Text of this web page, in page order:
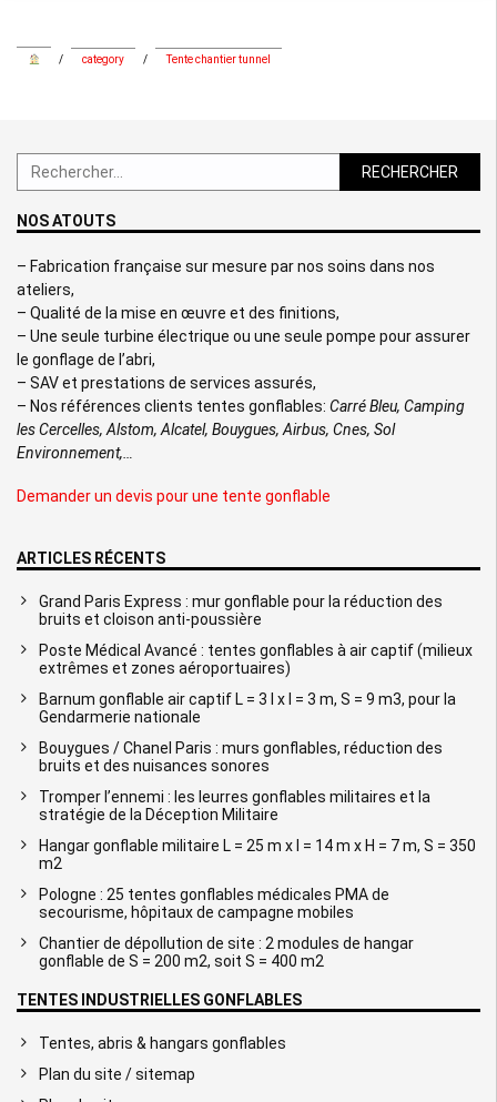
/ category / Tente chantier tunnel
Rechercher :
NOS ATOUTS
– Fabrication française sur mesure par nos soins dans nos
ateliers,
– Qualité de la mise en œuvre et des finitions,
– Une seule turbine électrique ou une seule pompe pour assurer
le gonflage de l’abri,
– SAV et prestations de services assurés,
– Nos références clients tentes gonflables: Carré Bleu, Camping
les Cercelles, Alstom, Alcatel, Bouygues, Airbus, Cnes, Sol
Environnement,…
Demander un devis pour une tente gonflable
ARTICLES RÉCENTS
Grand Paris Express : mur gonflable pour la réduction des
bruits et cloison anti-poussière
Poste Médical Avancé : tentes gonflables à air captif (milieux
extrêmes et zones aéroportuaires)
Barnum gonflable air captif L = 3 l x l = 3 m, S = 9 m3, pour la
Gendarmerie nationale
Bouygues / Chanel Paris : murs gonflables, réduction des
bruits et des nuisances sonores
Tromper l’ennemi : les leurres gonflables militaires et la
stratégie de la Déception Militaire
Hangar gonflable militaire L = 25 m x l = 14 m x H = 7 m, S = 350
m2
Pologne : 25 tentes gonflables médicales PMA de
secourisme, hôpitaux de campagne mobiles
Chantier de dépollution de site : 2 modules de hangar
gonflable de S = 200 m2, soit S = 400 m2
TENTES INDUSTRIELLES GONFLABLES
Tentes, abris & hangars gonflables
Plan du site / sitemap